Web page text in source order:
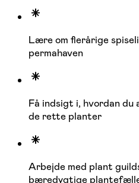
Lære om flerårige
permahaven
Få indsigt i, hvordan
de rette planter
Arbejde med plant
bæredygtige